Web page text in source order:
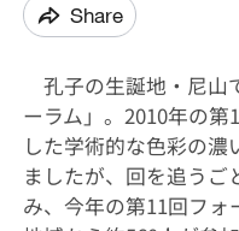
Share
孔子の生誕地・尼山
ーラム」。2010年の
した学術的な色彩の濃
ましたが、回を追う
み、今年の第11回フォ